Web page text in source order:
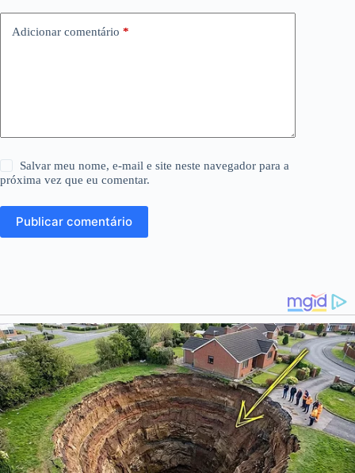
Adicionar comentário *
Salvar meu nome, e-mail e site neste navegador para a
próxima vez que eu comentar.
Publicar comentário